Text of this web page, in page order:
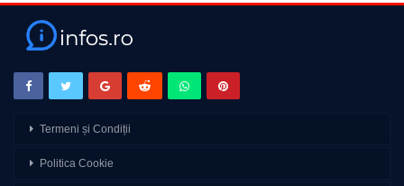
🔔Alătură-te acestui canal pentru a primi acces la beneficii:
https://www.youtube.com/channel/UCQDHc1PDTAxM-
8ca9ssR0bQ/join
🔛 Facebook – https://www.facebook.com/Gandul.ro
🔛 Instagram – https://www.instagram.com/gandul.ro/
🔛 Gândul – www.gandul.ro
🔔 Abonează-te pentru a fi la curent cu cele mai noi știri și opinii!
source
Termeni și Condiții
Politica Cookie